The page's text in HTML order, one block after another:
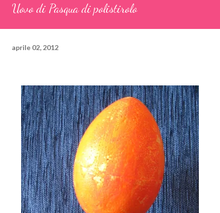
Uovo di Pasqua di polistirolo
aprile 02, 2012